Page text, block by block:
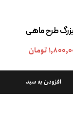
طرح ماهی
تومان
افزودن به سبد